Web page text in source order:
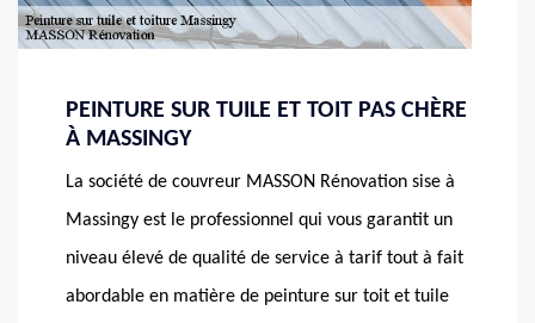
PEINTURE SUR TUILE ET TOIT PAS CHÈRE
À MASSINGY
La société de couvreur MASSON Rénovation sise à
Massingy est le professionnel qui vous garantit un
niveau élevé de qualité de service à tarif tout à fait
abordable en matière de peinture sur toit et tuile